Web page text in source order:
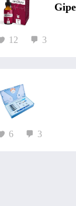
12 3
6 3